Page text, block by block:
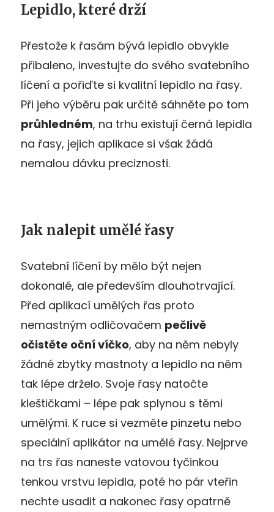
Lepidlo, které drží
Přestože k řasám bývá lepidlo obvykle
přibaleno, investujte do svého svatebního
líčení a pořiďte si kvalitní lepidlo na řasy.
Při jeho výběru pak určitě sáhněte po tom
průhledném, na trhu existují černá lepidla
na řasy, jejich aplikace si však žádá
nemalou dávku preciznosti.
Jak nalepit umělé řasy
Svatební líčení by mělo být nejen
dokonalé, ale především dlouhotrvající.
Před aplikací umělých řas proto
nemastným odličovačem pečlivě
očistěte oční víčko, aby na něm nebyly
žádné zbytky mastnoty a lepidlo na něm
tak lépe drželo. Svoje řasy natočte
kleštičkami – lépe pak splynou s těmi
umělými. K ruce si vezměte pinzetu nebo
speciální aplikátor na umělé řasy. Nejprve
na trs řas naneste vatovou tyčinkou
tenkou vrstvu lepidla, poté ho pár vteřin
nechte usadit a nakonec řasy opatrně